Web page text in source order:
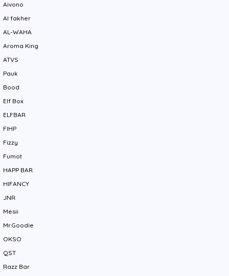
Aivono
Al fakher
AL-WAHA
Aroma King
ATVS
Pauk
Bood
Elf Box
ELFBAR
FIHP
Fizzy
Fumot
HAPP BAR
HIFANCY
JNR
Mesii
Mr.Goodie
OKSO
QST
Razz Bar